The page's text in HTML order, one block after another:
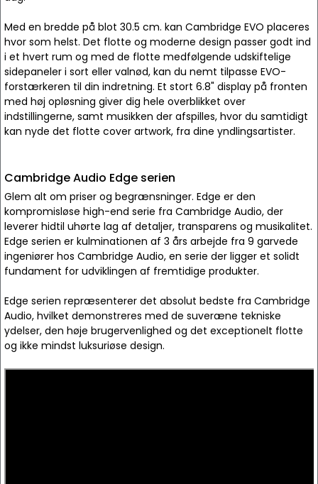
Med en bredde på blot 30.5 cm. kan Cambridge EVO placeres
hvor som helst. Det flotte og moderne design passer godt ind
i et hvert rum og med de flotte medfølgende udskiftelige
sidepaneler i sort eller valnød, kan du nemt tilpasse EVO-
forstærkeren til din indretning. Et stort 6.8" display på fronten
med høj opløsning giver dig hele overblikket over
indstillingerne, samt musikken der afspilles, hvor du samtidigt
kan nyde det flotte cover artwork, fra dine yndlingsartister.
Cambridge Audio Edge serien
Glem alt om priser og begrænsninger. Edge er den
kompromisløse high-end serie fra Cambridge Audio, der
leverer hidtil uhørte lag af detaljer, transparens og musikalitet.
Edge serien er kulminationen af 3 års arbejde fra 9 garvede
ingeniører hos Cambridge Audio, en serie der ligger et solidt
fundament for udviklingen af fremtidige produkter.
Edge serien repræsenterer det absolut bedste fra Cambridge
Audio, hvilket demonstreres med de suveræne tekniske
ydelser, den høje brugervenlighed og det exceptionelt flotte
og ikke mindst luksuriøse design.